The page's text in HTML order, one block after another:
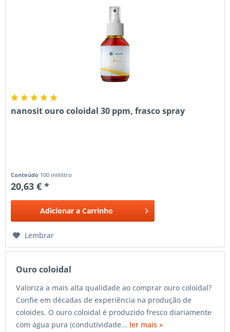
nanosit ouro coloidal 30 ppm, frasco spray
Conteúdo 100 mililitro
20,63 € *
Adicionar a Carrinho
Lembrar
Ouro coloidal
Valoriza a mais alta qualidade ao comprar ouro coloidal?
Confie em décadas de experiência na produção de
coloides. O ouro coloidal é produzido fresco diariamente
com água pura (condutividade... ler mais »